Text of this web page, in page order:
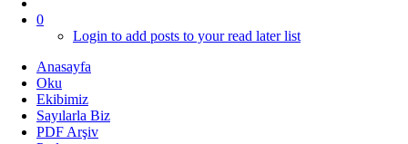
0
Login to add posts to your read later list
Anasayfa
Oku
Ekibimiz
Sayılarla Biz
PDF Arşiv